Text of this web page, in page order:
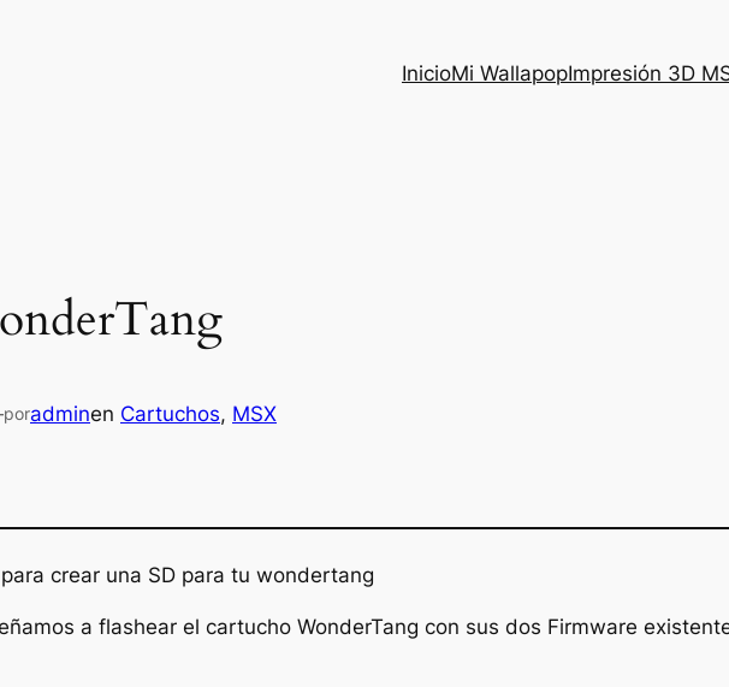
InicioMi WallapopImpresión 3D
poradminen Cartuchos, MSX
crear una SD para tu wondertang
a flashear el cartucho WonderTang con sus dos Firmware